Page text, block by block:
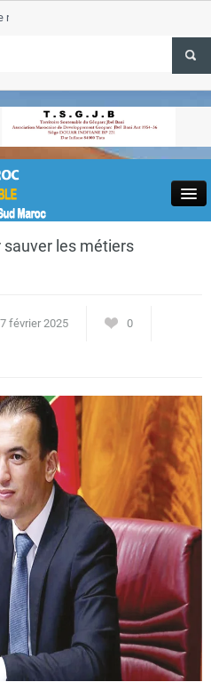
post-inondations
l’aerien a Dakhla et
Tata
renforce les vols Paris-
sauver les métiers
février 2025 0